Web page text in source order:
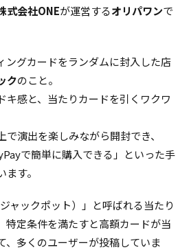
式会社ONEが運営するオリパワンで
ングカードをランダムに封入した店
クのこと。
キ感と、当たりカードを引くワクワ
で演出を楽しみながら開封でき、
で簡単に購入できる」といった手
す。
ャックポット）」と呼ばれる当たり
特定条件を満たすと高額カードが当
、多くのユーザーが投稿していま